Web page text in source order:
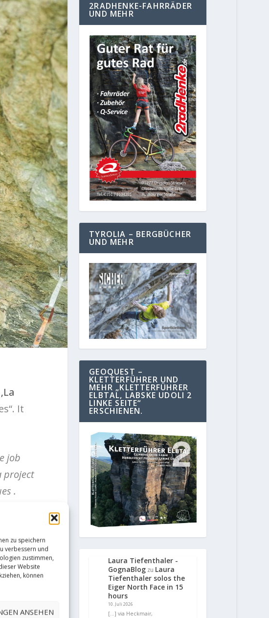
zu speichern
verbessern und
zustimmen,
Website
können
ANSEHEN
‚La
It
job
project
.
2RADHENKE-FAHRRÄDER
UND MEHR
TYROLIA – BERGBÜCHER
UND MEHR
GEOQUEST –
KLETTERFÜHRER UND
MEHR „KLETTERFÜHRER
ELBTAL, LABSKE UDOLI 2
LINKE SEITE“
ERSCHIENEN.
Laura Tiefenthaler -
GognaBlog zu Laura
Tiefenthaler solos the
Eiger North Face in 15
hours
10. Juli 2026
[…] via Heckmair,